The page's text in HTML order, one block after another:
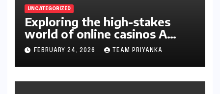
UNCATEGORIZED
Exploring the high-stakes
world of online casinos A
gambler’s guide
FEBRUARY 24, 2026 TEAM PRIYANKA